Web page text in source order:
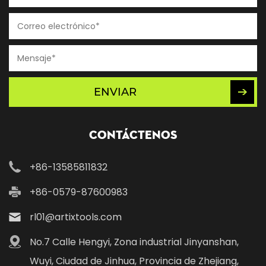
ENVIAR
Contáctenos
+86-13585811832
+86-0579-87600983
rl01@artixtools.com
No.7 Calle Hengyi, Zona industrial Jinyanshan,
Wuyi, Ciudad de Jinhua, Provincia de Zhejiang,